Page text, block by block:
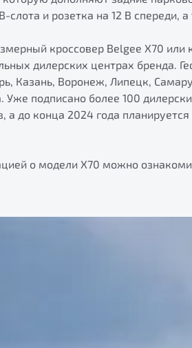
слота и розетка на 12 В спереди,
кроссовер Belgee X70
дилерских центрах бренда.
Казань, Воронеж, Липецк,
Уже подписано более 100
а до конца 2024 года
о модели Х70 можно